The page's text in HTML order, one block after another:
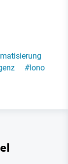
#Iono